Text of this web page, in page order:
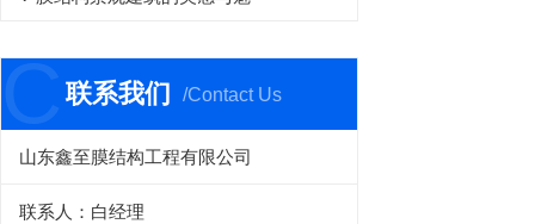
C 联系我们 /Contact Us
山东鑫至膜结构工程有限公司
联系人：白经理